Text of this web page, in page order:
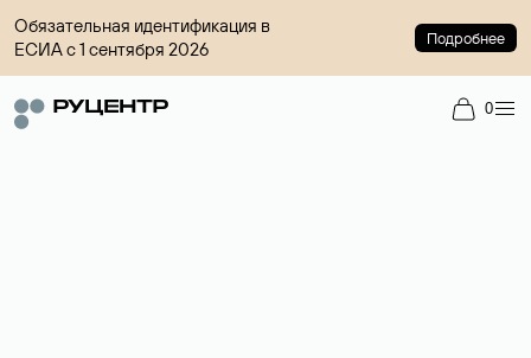
Обязательная идентификация в
ЕСИА с 1 сентября 2026
Подробнее
0